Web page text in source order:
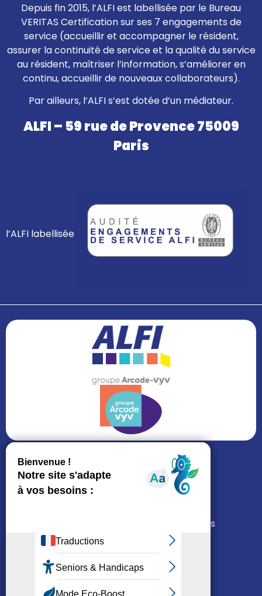
Depuis fin 2015, l’ALFI est labellisée par le Bureau
VERITAS Certification sur ses 7 engagements de
service (accueillir et accompagner le résident,
assurer la continuité de service et la qualité du service
au résident, maîtriser l’information, s’améliorer en
continu, accueillir de nouveaux collaborateurs).
Par ailleurs, l’ALFI s’est dotée d’un médiateur.
ALFI – 59 rue de Provence 75009
Paris
l’ALFI labellisée
Pages légales
Conditions d’utilisation
Politiques de protection des données
Liens
Nous rejoindre